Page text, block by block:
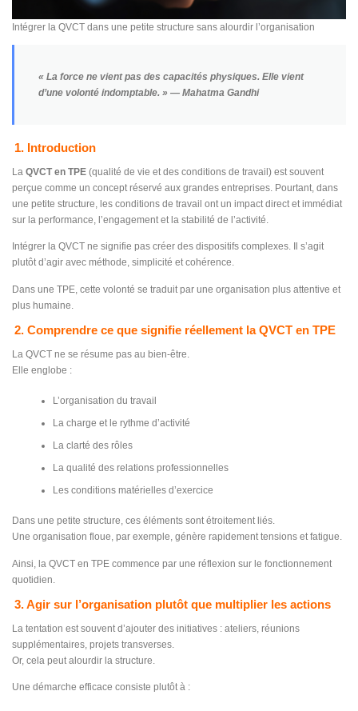
Intégrer la QVCT dans une petite structure sans alourdir l’organisation
« La force ne vient pas des capacités physiques. Elle vient
d’une volonté indomptable. » — Mahatma Gandhi
1. Introduction
La QVCT en TPE (qualité de vie et des conditions de travail) est souvent
perçue comme un concept réservé aux grandes entreprises. Pourtant, dans
une petite structure, les conditions de travail ont un impact direct et immédiat
sur la performance, l’engagement et la stabilité de l’activité.
Intégrer la QVCT ne signifie pas créer des dispositifs complexes. Il s’agit
plutôt d’agir avec méthode, simplicité et cohérence.
Dans une TPE, cette volonté se traduit par une organisation plus attentive et
plus humaine.
2. Comprendre ce que signifie réellement la QVCT en TPE
La QVCT ne se résume pas au bien-être.
Elle englobe :
L’organisation du travail
La charge et le rythme d’activité
La clarté des rôles
La qualité des relations professionnelles
Les conditions matérielles d’exercice
Dans une petite structure, ces éléments sont étroitement liés.
Une organisation floue, par exemple, génère rapidement tensions et fatigue.
Ainsi, la QVCT en TPE commence par une réflexion sur le fonctionnement
quotidien.
3. Agir sur l’organisation plutôt que multiplier les actions
La tentation est souvent d’ajouter des initiatives : ateliers, réunions
supplémentaires, projets transverses.
Or, cela peut alourdir la structure.
Une démarche efficace consiste plutôt à :